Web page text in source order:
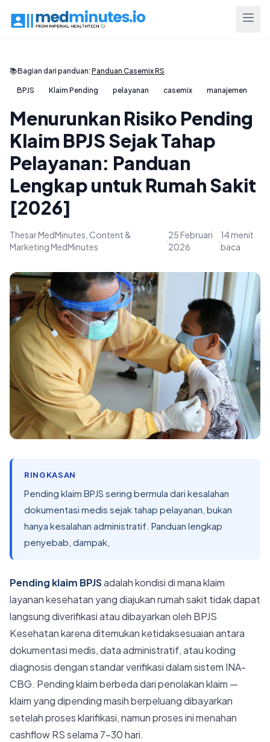
📚Bagian dari panduan: Panduan Casemix RS
BPJS Klaim Pending pelayanan casemix manajemen
Menurunkan Risiko Pending
Klaim BPJS Sejak Tahap
Pelayanan: Panduan
Lengkap untuk Rumah Sakit
[2026]
Thesar MedMinutes, Content &
Marketing MedMinutes
·
25 Februari
2026
·
14 menit
baca
RINGKASAN
Pending klaim BPJS sering bermula dari kesalahan
dokumentasi medis sejak tahap pelayanan, bukan
hanya kesalahan administratif. Panduan lengkap
penyebab, dampak,
Pending klaim BPJSadalah kondisi di mana klaim
layanan kesehatan yang diajukan rumah sakit tidak dapat
langsung diverifikasi atau dibayarkan oleh BPJS
Kesehatan karena ditemukan ketidaksesuaian antara
dokumentasi medis, data administratif, atau koding
diagnosis dengan standar verifikasi dalam sistem INA-
CBG. Pending klaim berbeda dari penolakan klaim —
klaim yang dipending masih berpeluang dibayarkan
setelah proses klarifikasi, namun proses ini menahan
cashflow RS selama 7-30 hari.